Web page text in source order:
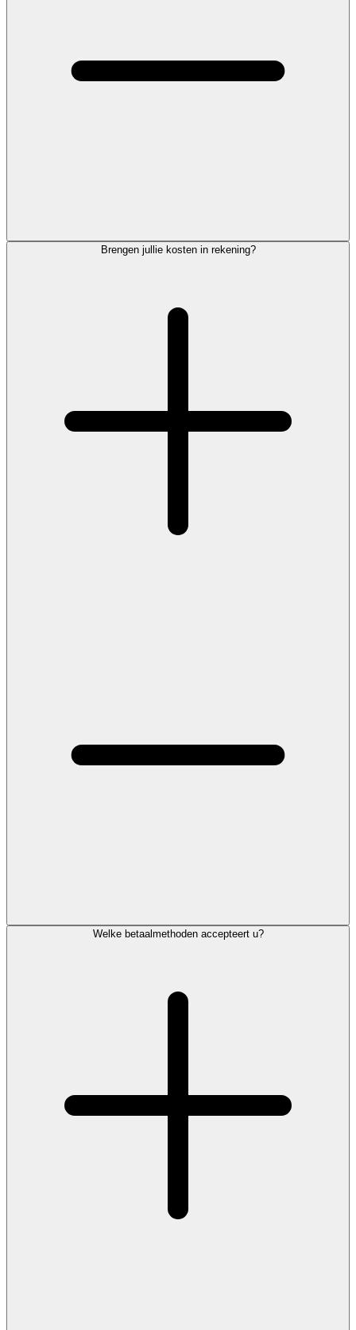
Brengen jullie kosten in rekening?
Welke betaalmethoden accepteert u?